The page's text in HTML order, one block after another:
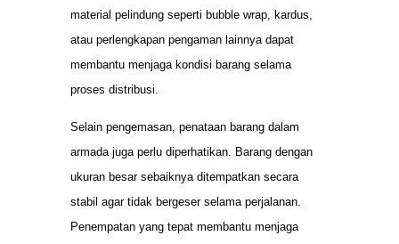
material pelindung seperti bubble wrap, kardus,
atau perlengkapan pengaman lainnya dapat
membantu menjaga kondisi barang selama
proses distribusi.
Selain pengemasan, penataan barang dalam
armada juga perlu diperhatikan. Barang dengan
ukuran besar sebaiknya ditempatkan secara
stabil agar tidak bergeser selama perjalanan.
Penempatan yang tepat membantu menjaga